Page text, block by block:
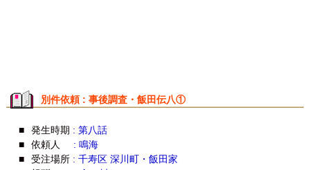
別件依頼 : 事後調査・飯田伝八①
■ 発生時期 : 第八話
■
依頼人
: 鳴海
■
受注場所 : 千寿区 深川町・飯田家